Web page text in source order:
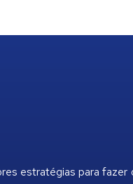
estratégias para